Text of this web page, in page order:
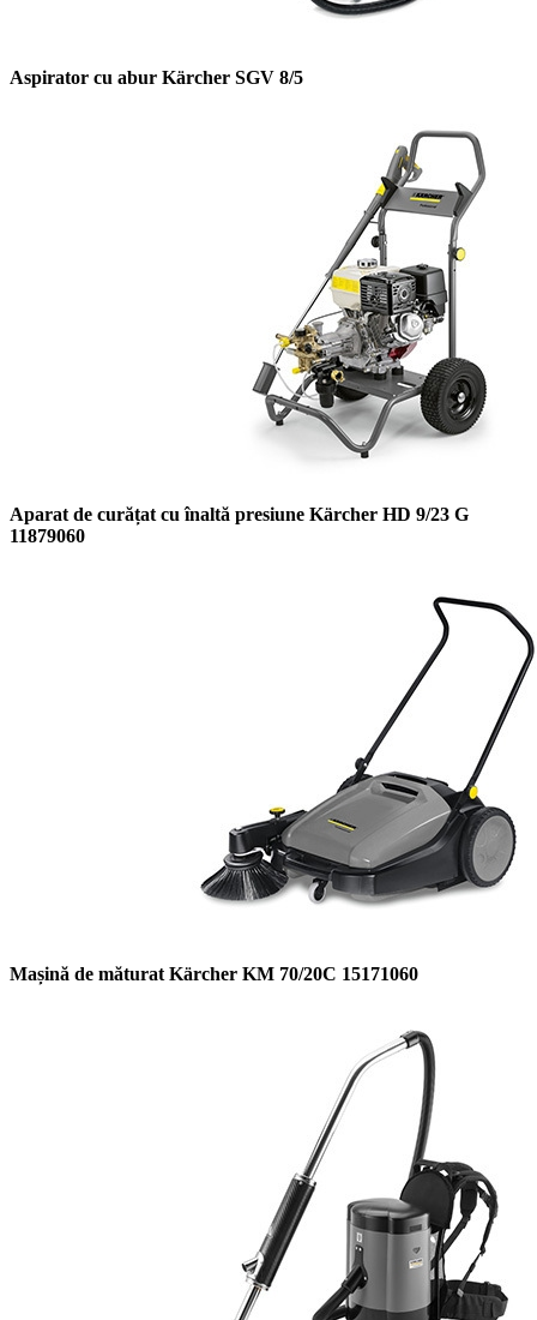
Aspirator cu abur Kärcher SGV 8/5
Aparat de curățat cu înaltă presiune Kärcher HD 9/23 G
11879060
Mașină de măturat Kärcher KM 70/20C 15171060